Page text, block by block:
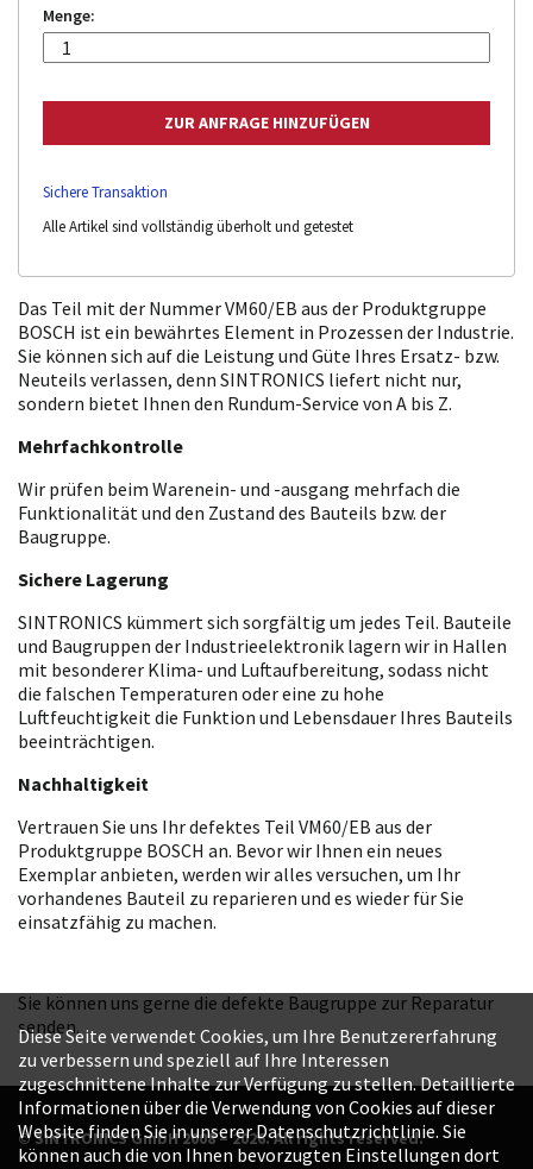
Menge:
Sichere Transaktion
Alle Artikel sind vollständig überholt und getestet
Das Teil mit der Nummer VM60/EB aus der Produktgruppe
BOSCH ist ein bewährtes Element in Prozessen der Industrie.
Sie können sich auf die Leistung und Güte Ihres Ersatz- bzw.
Neuteils verlassen, denn SINTRONICS liefert nicht nur,
sondern bietet Ihnen den Rundum-Service von A bis Z.
Mehrfachkontrolle
Wir prüfen beim Warenein- und -ausgang mehrfach die
Funktionalität und den Zustand des Bauteils bzw. der
Baugruppe.
Sichere Lagerung
SINTRONICS kümmert sich sorgfältig um jedes Teil. Bauteile
und Baugruppen der Industrieelektronik lagern wir in Hallen
mit besonderer Klima- und Luftaufbereitung, sodass nicht
die falschen Temperaturen oder eine zu hohe
Luftfeuchtigkeit die Funktion und Lebensdauer Ihres Bauteils
beeinträchtigen.
Nachhaltigkeit
Vertrauen Sie uns Ihr defektes Teil VM60/EB aus der
Produktgruppe BOSCH an. Bevor wir Ihnen ein neues
Exemplar anbieten, werden wir alles versuchen, um Ihr
vorhandenes Bauteil zu reparieren und es wieder für Sie
einsatzfähig zu machen.
Sie können uns gerne die defekte Baugruppe zur Reparatur
senden.
© SINTRONICS GmbH 2008 – 2026. All rights reserved.
Diese Seite verwendet Cookies, um Ihre Benutzererfahrung
zu verbessern und speziell auf Ihre Interessen
zugeschnittene Inhalte zur Verfügung zu stellen. Detaillierte
Informationen über die Verwendung von Cookies auf dieser
Website finden Sie in unserer Datenschutzrichtlinie. Sie
können auch die von Ihnen bevorzugten Einstellungen dort